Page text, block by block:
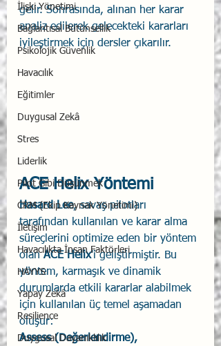
İlişki Yönetimi
Bağlantısal Bütünsellik
Psikolojik Güvenlik
Havacılık
Eğitimler
Duygusal Zekâ
Stres
Liderlik
Pilot Gibi Düşünmek
CRM (Ekip Kaynak Yönetimi)
İletişim
Havacılıkta İnsan Faktörleri
HAYYS
Yapay Zekâ
Resilience
Duygusal Dayanıklılık
gelir. Sonrasında, alınan her karar
analiz edilerek gelecekteki kararları
iyileştirmek için dersler çıkarılır.
ACE Helix Yöntemi
Hasard Lee, savaş pilotları
tarafından kullanılan ve karar alma
süreçlerini optimize eden bir yöntem
olan ACE Helix'i geliştirmiştir. Bu
yöntem, karmaşık ve dinamik
durumlarda etkili kararlar alabilmek
için kullanılan üç temel aşamadan
oluşur:
Assess (Değerlendirme),